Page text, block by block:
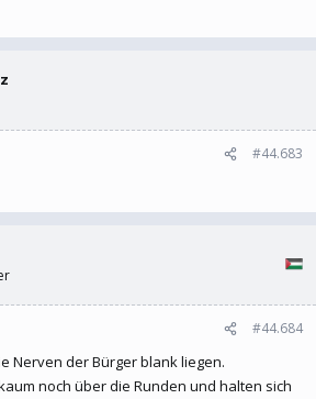
#44.683
#44.684
Nerven der Bürger blank liegen.
noch über die Runden und halten sich